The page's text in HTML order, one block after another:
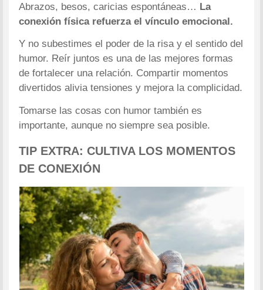
Abrazos, besos, caricias espontáneas… La
conexión física refuerza el vínculo emocional.
Y no subestimes el poder de la risa y el sentido del
humor. Reír juntos es una de las mejores formas
de fortalecer una relación. Compartir momentos
divertidos alivia tensiones y mejora la complicidad.
Tomarse las cosas con humor también es
importante, aunque no siempre sea posible.
TIP EXTRA: CULTIVA LOS MOMENTOS
DE CONEXIÓN